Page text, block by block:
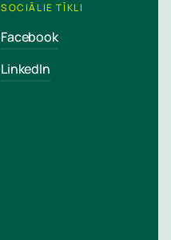
SOCIĀLIE TĪKLI
Facebook
LinkedIn